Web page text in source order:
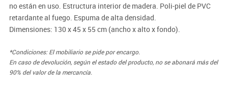
no están en uso. Estructura interior de madera. Poli-piel de PVC
retardante al fuego. Espuma de alta densidad.
Dimensiones: 130 x 45 x 55 cm (ancho x alto x fondo).
*Condiciones: El mobiliario se pide por encargo.
En caso de devolución, según el estado del producto, no se abonará más del
90% del valor de la mercancía.